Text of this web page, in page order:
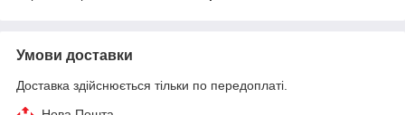
Умови доставки
Доставка здійснюється тільки по передоплаті.